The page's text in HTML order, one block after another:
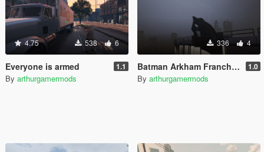
4.75 538 6
Everyone is armed 1.1
By arthurgamermods
336 4
Batman Arkham Franchise Props Pack [Add-On] 1.0
By arthurgamermods